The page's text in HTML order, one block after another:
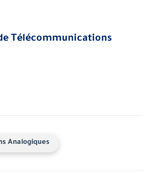
Télécommunications
Analogiques